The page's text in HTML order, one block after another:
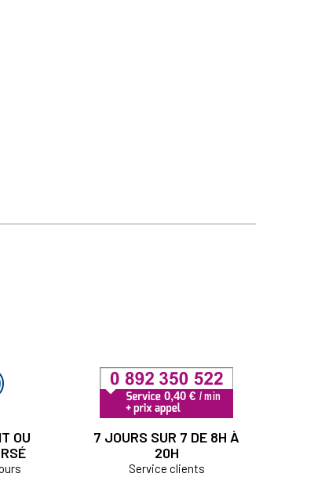
OU
7 JOURS SUR 7 DE 8H À
20H
Service clients